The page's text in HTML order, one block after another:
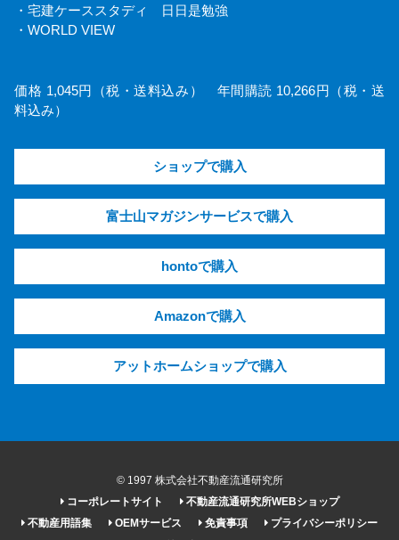
・宅建ケーススタディ 日日是勉強
・WORLD VIEW
価格 1,045円（税・送料込み） 年間購読 10,266円（税・送
料込み）
ショップで購入
富士山マガジンサービスで購入
hontoで購入
Amazonで購入
アットホームショップで購入
© 1997 株式会社不動産流通研究所
コーポレートサイト
不動産流通研究所WEBショップ
不動産用語集
OEMサービス 免責事項
プライバシーポリシー